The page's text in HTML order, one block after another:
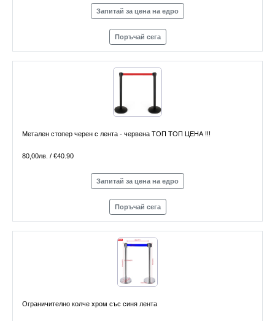
Запитай за цена на едро
Поръчай сега
Метален стопер черен с лента - червена ТОП ТОП ЦЕНА !!!
80,00лв. / €40.90
Запитай за цена на едро
Поръчай сега
Ограничително колче хром със синя лента